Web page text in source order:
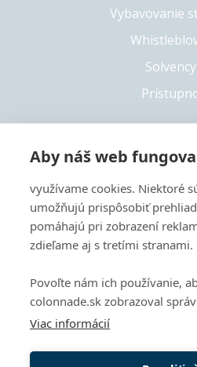
Vybavovanie
Copyright
+421 55
Tento web je chránený pomocou
Zásady ochrany súkromia
spoločnosti Google.
Aby náš web
využívame cookies. Niektoré
umožňujú prispôsobiť
pomáhajú pri zobrazení
zdieľame aj s tretími stranami.
Povoľte nám ich používanie,
colonnade.sk zobrazoval
Viac informácií